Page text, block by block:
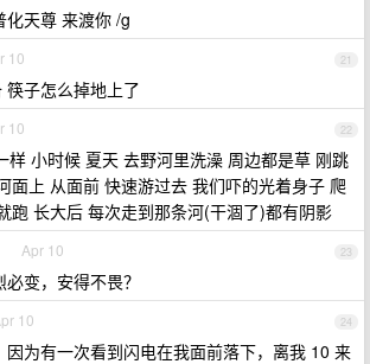
化天尊 来渡你 /g
21
10
筷子怎么掉地上了
22
10
样 小时候 夏天 去野河里洗澡 周边都是草 刚跳
面上 从面前 快速游过去 我们吓的光着身子 爬
跑 长大后 每次走到那条河(干涸了)都有阴影
23
Apr 10
变，安得不畏？
24
10
因为有一次看到闪电在我面前落下，离我 10 来